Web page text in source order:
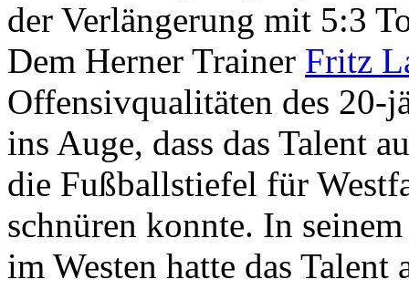
der Verlängerung mit 5:3
Dem Herner Trainer Fritz
Offensivqualitäten des
ins Auge, dass das Talent
die Fußballstiefel für
schnüren konnte. In
im Westen hatte das